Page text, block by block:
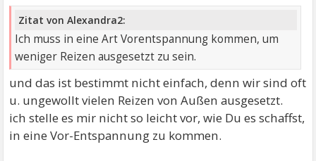
Zitat von Alexandra2:
Ich muss in eine Art Vorentspannung kommen, um
weniger Reizen ausgesetzt zu sein.
und das ist bestimmt nicht einfach, denn wir sind oft
u. ungewollt vielen Reizen von Außen ausgesetzt.
ich stelle es mir nicht so leicht vor, wie Du es schaffst,
in eine Vor-Entspannung zu kommen.